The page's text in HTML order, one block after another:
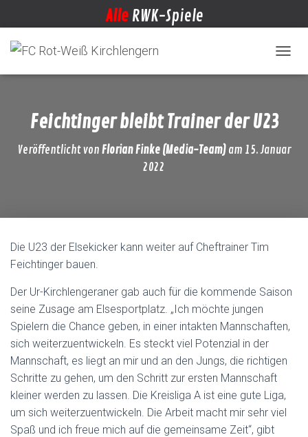
Alle RWK-Spiele
Feichtinger bleibt Trainer der U23
Veröffentlicht von Florian Finke (Media-Team)am 15. Januar
2022
Die U23 der Elsekicker kann weiter auf Cheftrainer Tim
Feichtinger bauen.
Der Ur-Kirchlengeraner gab auch für die kommende Saison
seine Zusage am Elsesportplatz. „Ich möchte jungen
Spielern die Chance geben, in einer intakten Mannschaften,
sich weiterzuentwickeln. Es steckt viel Potenzial in der
Mannschaft, es liegt an mir und an den Jungs, die richtigen
Schritte zu gehen, um den Schritt zur ersten Mannschaft
kleiner werden zu lassen. Die Kreisliga A ist eine gute Liga,
um sich weiterzuentwickeln. Die Arbeit macht mir sehr viel
Spaß und ich freue mich auf die gemeinsame Zeit“, gibt